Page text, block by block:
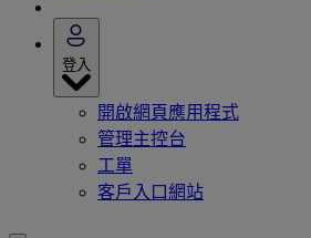
登入
開啟網頁應用程式
管理主控台
工單
客戶入口網站